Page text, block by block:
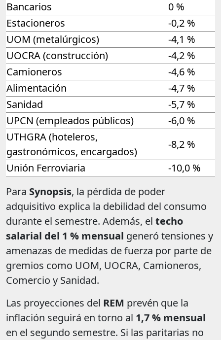
Bancarios
0 %
Estacioneros
-0,2 %
UOM (metalúrgicos)
-4,1 %
UOCRA (construcción)
-4,2 %
Camioneros
-4,6 %
Alimentación
-4,7 %
Sanidad
-5,7 %
UPCN (empleados públicos)
-6,0 %
UTHGRA (hoteleros,
gastronómicos, encargados)
-8,2 %
Unión Ferroviaria
-10,0 %
Para Synopsis, la pérdida de poder
adquisitivo explica la debilidad del consumo
durante el semestre. Además, el techo
salarial del 1 % mensual generó tensiones y
amenazas de medidas de fuerza por parte de
gremios como UOM, UOCRA, Camioneros,
Comercio y Sanidad.
Las proyecciones del REM prevén que la
inflación seguirá en torno al 1,7 % mensual
en el segundo semestre. Si las paritarias no